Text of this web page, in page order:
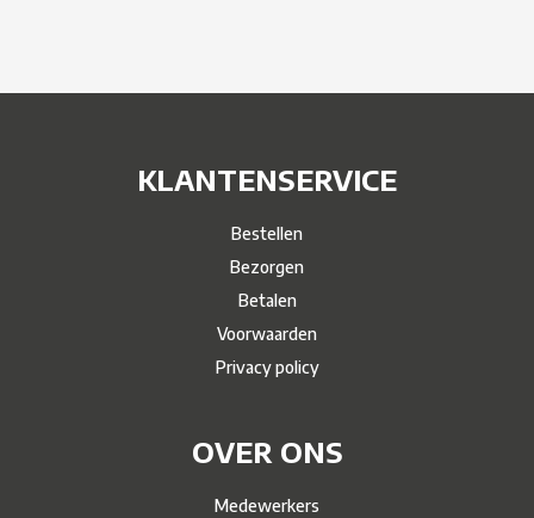
KLANTENSERVICE
Bestellen
Bezorgen
Betalen
Voorwaarden
Privacy policy
OVER ONS
Medewerkers